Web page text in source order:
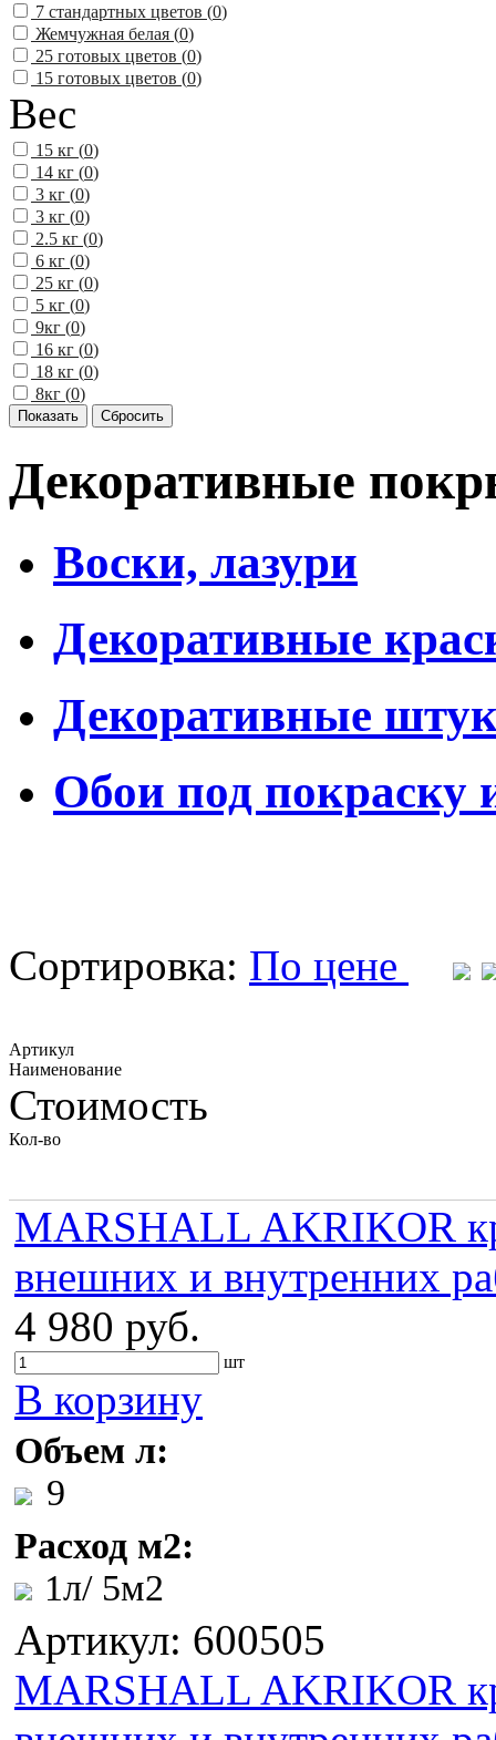
7 стандартных цветов (0)
Жемчужная белая (0)
25 готовых цветов (0)
15 готовых цветов (0)
Вес
15 кг (0)
14 кг (0)
3 кг (0)
3 кг (0)
2.5 кг (0)
6 кг (0)
25 кг (0)
5 кг (0)
9кг (0)
16 кг (0)
18 кг (0)
8кг (0)
Декоративные
Воски, лазури
Декоративные
Декоративные
Обои под покраску
Сортировка: По цене
Артикул
Наименование
Стоимость
Кол-во
MARSHALL AKRIKOR
внешних и внутренних
4 980 руб.
шт
В корзину
Объем л:
9
Расход м2:
1л/ 5м2
Артикул: 600505
MARSHALL AKRIKOR